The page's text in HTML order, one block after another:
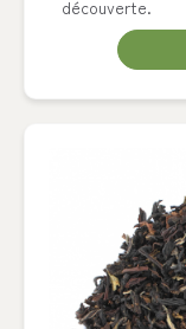
découverte.